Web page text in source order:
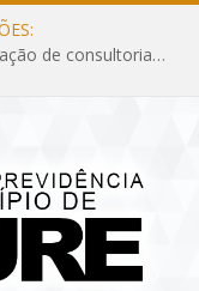
INEXIGIBILIDADE Nº 003/2026 (Contratação de consultoria previdenciária com finalidade de obtenção do CRP, confecção dos demonstrativos previdenciários DAIR, DIPR e DPIN, preparar e alimentar o CADPREV, em atendimento às demandas do Instituto de Previdência dos Servidores do Município de Soure – IPSMS, por um período de 10 (dez) meses)